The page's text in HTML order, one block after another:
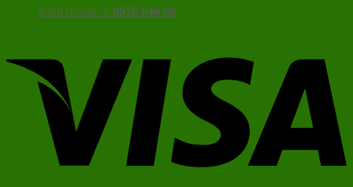
Kinh doanh 3: 0976 646 69